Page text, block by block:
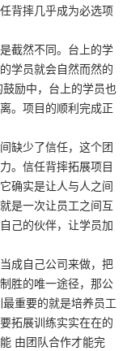
背摔几乎成为必选项
截然不同。台上的学
学员就会自然而然的
励中，台上的学员也
。项目的顺利完成正
缺少了信任，这个团
。信任背摔拓展项目
确实是让人与人之间
是一次让员工之间互
己的伙伴，让学员加
成自己公司来做，把
胜的唯一途径，那公
重要的就是培养员工
拓展训练实实在在的
由团队合作才能完